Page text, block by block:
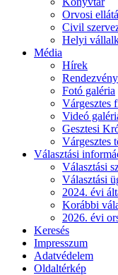
Orvosi
Civil
Helyi
Média
Hírek
Fotó galéria
Várgesztes
Videó
Gesztesi
Várgesztes
Választási
Választási
Választási
2024. évi
Korábbi
2026. évi
Keresés
Impresszum
Adatvédelem
Oldaltérkép